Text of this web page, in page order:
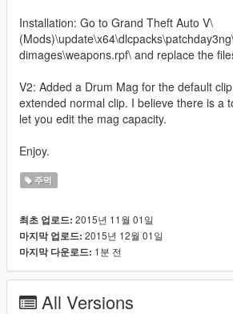
Installation: Go to Grand Theft Auto V\
dimages\weapons.rpf\ and replace the
V2: Added a Drum Mag for the default
extended normal clip. I believe there is a
let you edit the mag capacity.
Enjoy.
주먹
최초 업로드: 2015년 11월 01일
마지막 업로드: 2015년 12월 01일
마지막 다운로드: 1분 전
All Versions